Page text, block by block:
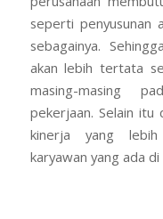
seperti penyusunan
sebagainya.
akan lebih tertata
masing-masing
pekerjaan. Selain itu
kinerja yang lebih
karyawan yang ada